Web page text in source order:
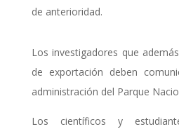
de anterioridad.
Los investigadores que
de exportación deben
administración del Parque
Los científicos y